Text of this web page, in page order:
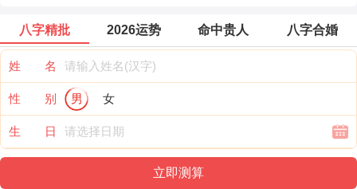
八字精批 2026运势 命中贵人 八字合婚
姓 名
性 别 男 女
生 日